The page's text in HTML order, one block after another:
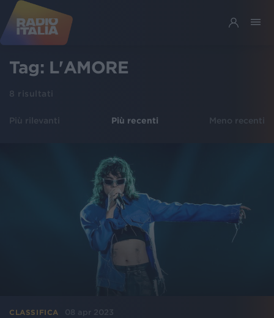
Tag: L'AMORE
8 risultati
Più rilevanti Più recenti Meno recenti
CLASSIFICA 08 apr 2023